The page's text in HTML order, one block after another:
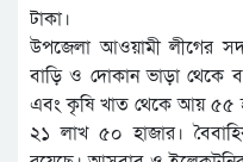
টাকা।
উপজেলা আওয়ামী লীগের
বাড়ি ও দোকান ভাড়া থেকে
এবং কৃষি খাত থেকে আয় ৫৫
২১ লাখ ৫০ হাজার।